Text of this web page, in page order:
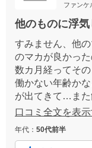
ファンケ
他のものに浮
すみません、他
のマカが良かっ
数カ月経ってそ
働かない年齢か
が出てきて…また
前のとおりに実
口コミ全文を表示
年代： 50代前半